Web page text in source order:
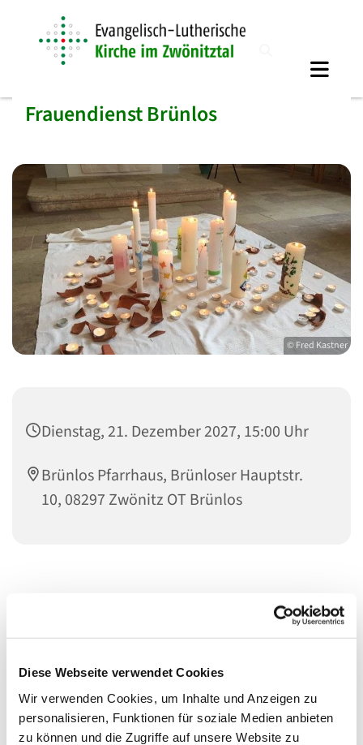
Diese Webseite verwendet Cookies
Wir verwenden Cookies, um Inhalte und Anzeigen zu
personalisieren, Funktionen für soziale Medien anbieten
zu können und die Zugriffe auf unsere Website zu
Frauendienst Brünlos
© Fred Kastner
Dienstag, 21. Dezember 2027, 15:00 Uhr
Brünlos Pfarrhaus, Brünloser Hauptstr.
10, 08297 Zwönitz OT Brünlos